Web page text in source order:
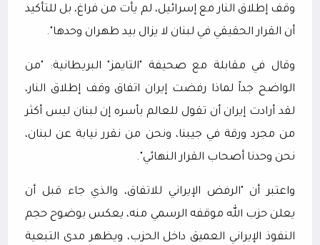
وقف إطلاق النار مع إسرائيل، لم يأت من فراغ، بل للتأكيد
أن القرار الحقيقي في لبنان لا يزال بيد طهران وحدها".
وقال في مقابلة مع صحيفة "التايمز" البريطانية: "من
الواضح جداً لماذا رفضت إيران اتفاق وقف إطلاق النار،
لقد أرادت إيران أن تقول للعالم بأسره إن لبنان ليس أكثر
من مجرد ورقة في جيبنا، ونحن من نقرر نيابة عن لبنان،
نحن وحدنا أصحاب القرار النهائي".
واعتبر أن "الرفض الإيراني للاتفاق، والذي جاء قبل أن
يعلن حزب الله موقفه الرسمي منه، يعكس بوضوح حجم
النفوذ الإيراني العميق داخل الحزب، ويظهر مدى التبعية